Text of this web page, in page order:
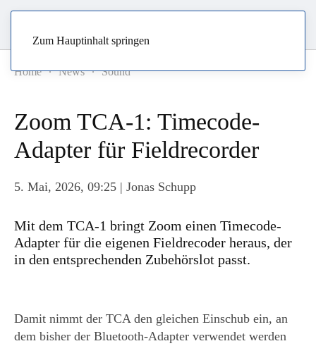
Zum Hauptinhalt springen
Home News Sound
Zoom TCA-1: Timecode-
Adapter für Fieldrecorder
5. Mai, 2026, 09:25 | Jonas Schupp
Mit dem TCA-1 bringt Zoom einen Timecode-
Adapter für die eigenen Fieldrecoder heraus, der
in den entsprechenden Zubehörslot passt.
Damit nimmt der TCA den gleichen Einschub ein, an
dem bisher der Bluetooth-Adapter verwendet werden